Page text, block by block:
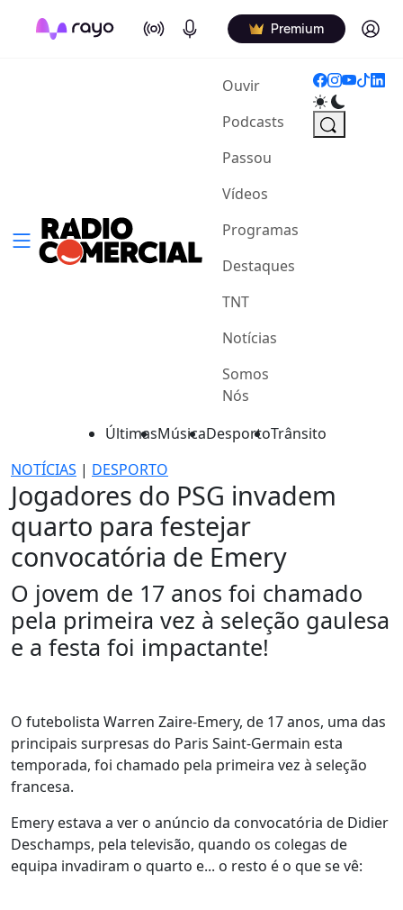
On Air Podcasts Premium Log in
Ouvir(current)
Podcasts
Passou
Vídeos
Programas
Destaques
TNT
Notícias
Somos
Nós
ÚltimasMúsicaDesportoTrânsito
NOTÍCIAS | DESPORTO
Jogadores do PSG invadem
quarto para festejar
convocatória de Emery
O jovem de 17 anos foi chamado
pela primeira vez à seleção gaulesa
e a festa foi impactante!
O futebolista Warren Zaire-Emery, de 17 anos, uma das
principais surpresas do Paris Saint-Germain esta
temporada, foi chamado pela primeira vez à seleção
francesa.
Emery estava a ver o anúncio da convocatória de Didier
Deschamps, pela televisão, quando os colegas de
equipa invadiram o quarto e... o resto é o que se vê: